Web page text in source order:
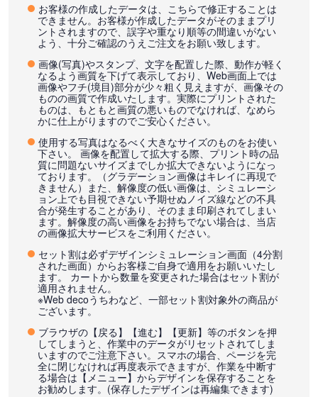
お客様の作成したデータは、こちらで修正することは
できません。お客様が作成したデータがそのままプリ
ントされますので、誤字や重なり順等の間違いがない
よう、十分ご確認のうえご注文をお願い致します。
画像(写真)やスタンプ、文字を配置した際、動作が軽く
なるよう画質を下げて表示しており、Web画面上では
画像やフチ(境目)部分が少々粗く見えますが、画像その
ものの画質で作成いたします。実際にプリントされた
ものは、もともと画質の悪いものでなければ、なめら
かに仕上がりますのでご安心ください。
使用する写真はなるべく大きなサイズのものをお使い
下さい。 画像を配置して拡大する際、プリント時の品
質に問題ないサイズまでしか拡大できないようになっ
ております。（グラデーション画像はキレイに再現で
きません）また、解像度の低い画像は、シミュレーシ
ョン上でも目視できない予期せぬノイズ線などの不具
合が発生することがあり、そのまま印刷されてしまい
ます。解像度の高い画像をお持ちでない場合は、当店
の画像拡大サービスをご利用ください。
セット割は必ずデザインシミュレーション画面（4分割
された画面）からお客様ご自身で適用をお願いいたし
ます。 カートから数量を変更された場合はセット割が
適用されません。
※Web decoうちわなど、一部セット割対象外の商品が
ございます。
ブラウザの【戻る】【進む】【更新】等のボタンを押
してしまうと、作業中のデータがリセットされてしま
いますのでご注意下さい。スマホの場合、ページを完
全に閉じなければ再度表示できますが、作業を中断す
る場合は【メニュー】からデザインを保存することを
お勧めします。(保存したデザインは再編集できます)